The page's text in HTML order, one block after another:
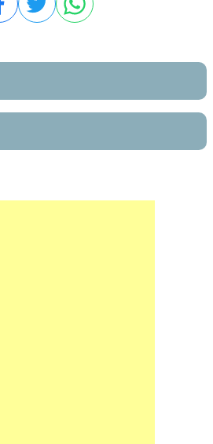
Compartilhar no Facebook
Compartilhar no Twitter
Compartilhar no